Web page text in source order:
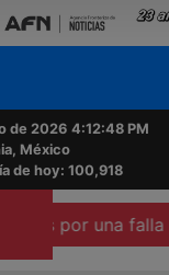
de 2026 4:12:49 PM
México
de hoy: 100,918
una falla